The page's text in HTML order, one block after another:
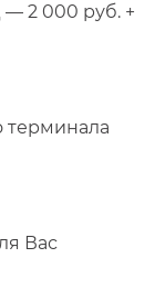
2 000 руб. +
терминала
Вас